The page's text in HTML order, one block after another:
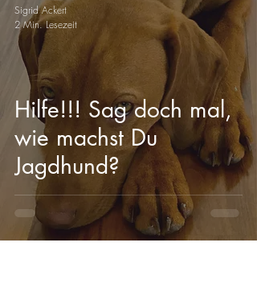
Hilfe!!! Sag doch mal,
wie machst Du
Jagdhund?
Sigrid Ackert
2 Min. Lesezeit